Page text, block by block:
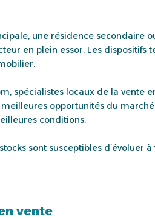
une résidence secondaire
en plein essor. Les dispositifs
spécialistes locaux de la vente
opportunités du
conditions.
sont susceptibles d’évoluer
vente